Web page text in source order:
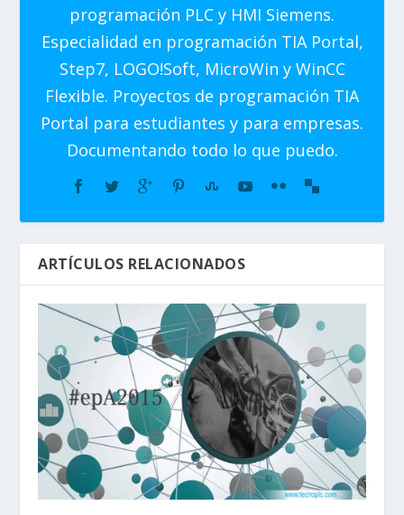
programación PLC y HMI Siemens.
Especialidad en programación TIA Portal,
Step7, LOGO!Soft, MicroWin y WinCC
Flexible. Proyectos de programación TIA
Portal para estudiantes y para empresas.
Documentando todo lo que puedo.
ARTÍCULOS RELACIONADOS